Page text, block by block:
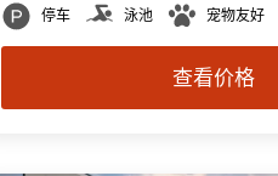
停车 泳池 宠物友好
查看价格